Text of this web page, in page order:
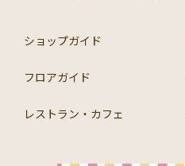
ショップガイド
フロアガイド
レストラン・カフェ